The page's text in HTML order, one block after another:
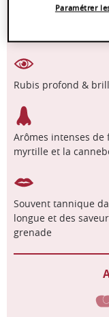
2025 - 2030
Rubis profond &
Arômes intenses de
myrtille et la
Souvent tannique
longue et des
grenade
Paramétrer